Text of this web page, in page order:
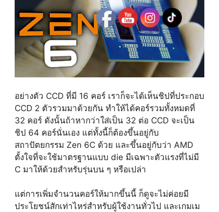
อย่างตัว CCD ที่มี 16 คอร์ เราก็จะได้เห็นชิปที่ประกอบ
CCD 2 ตัวรวมมาด้วยกัน ทำให้ได้คอร์รวมทั้งหมดที่
32 คอร์ ดังนั้นถ้าหากว่าใส่เป็น 32 ต่อ CCD จะเป็น
ชิป 64 คอร์นั่นเอง แต่ทั้งนี้ก็ต้องขึ้นอยู่กับ
สถาปัตยกรรม Zen 6C ด้วย และขึ้นอยู่กับว่า AMD
ตั้งใจที่จะใช้มาตรฐานแบบ die มีเฉพาะตัวแรงที่ไม่มี
C มาให้ด้วยสำหรับรุ่นบน ๆ หรือเปล่า
แต่การเพิ่มจำนวนคอร์ให้มากขึ้นนี้ ก็ดูจะไม่ค่อยมี
ประโยชน์สักเท่าไหร่สำหรับผู้ใช้งานทั่วไป และเกมเม